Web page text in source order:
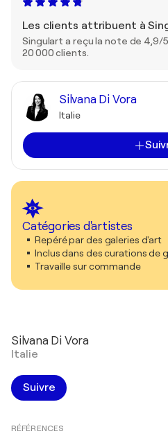
Les clients attribuent à
Singulart a reçu la note de 4,9/
20 000 clients.
Silvana Di Vora
Italie
Catégories d'artistes
Repéré par des galeries d'art
Inclus dans des curations de
Travaille sur commande
Silvana Di Vora
Italie
Suivre
RÉFÉRENCES